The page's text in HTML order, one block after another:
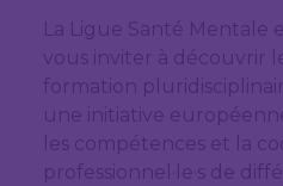
La Ligue Santé Mentale
vous inviter à découvrir
formation
une initiative
les compétences et la
professionnel·le·s de